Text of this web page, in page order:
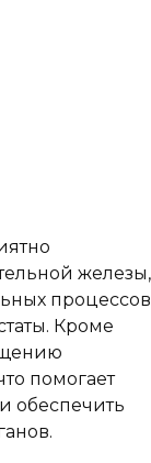
железы,
процессов
Кроме
помогает
обеспечить